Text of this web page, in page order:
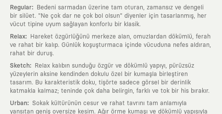
Regular:
Bedeni sarmadan üzerine tam oturan, zamansız ve dengeli
bir silüet. "Ne çok dar ne çok bol olsun" diyenler için tasarlanmış, her
vücut tipine uyum sağlayan konforlu bir klasik.
Relax:
Hareket özgürlüğünü merkeze alan, omuzlardan dökümlü, ferah
ve rahat bir kalıp. Günlük koşuşturmaca içinde vücuduna nefes aldıran,
rahat bir duruş.
Sketch:
Relax kalıbın sunduğu özgür ve dökümlü yapıyı, pürüzsüz
yüzeylerin aksine kendinden dokulu özel bir kumaşla birleştiren
tasarım. Bu karakteristik doku, tişörte sadece görsel bir derinlik
katmakla kalmaz; teninde çok daha belirgin, farklı ve tok bir his bırakır.
Urban: Sokak kültürünün cesur ve rahat tavrını tam anlamıyla
yansıtan geniş oversize kesim. Ağır örme kumaşı ve dökümlü yapısıyla